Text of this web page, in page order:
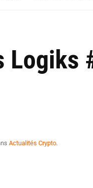
Logiks
Actualités Crypto.